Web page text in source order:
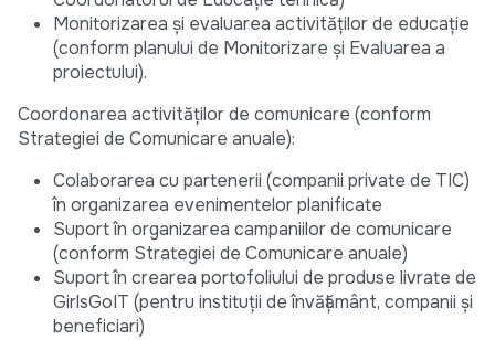
Monitorizarea și evaluarea activităților de educație
(conform planului de Monitorizare și Evaluarea a
proiectului).
Coordonarea activităților de comunicare (conform
Strategiei de Comunicare anuale):
Colaborarea cu partenerii (companii private de TIC)
în organizarea evenimentelor planificate
Suport în organizarea campaniilor de comunicare
(conform Strategiei de Comunicare anuale)
Suport în crearea portofoliului de produse livrate de
GirlsGoIT (pentru instituții de învățământ, companii și
beneficiari)